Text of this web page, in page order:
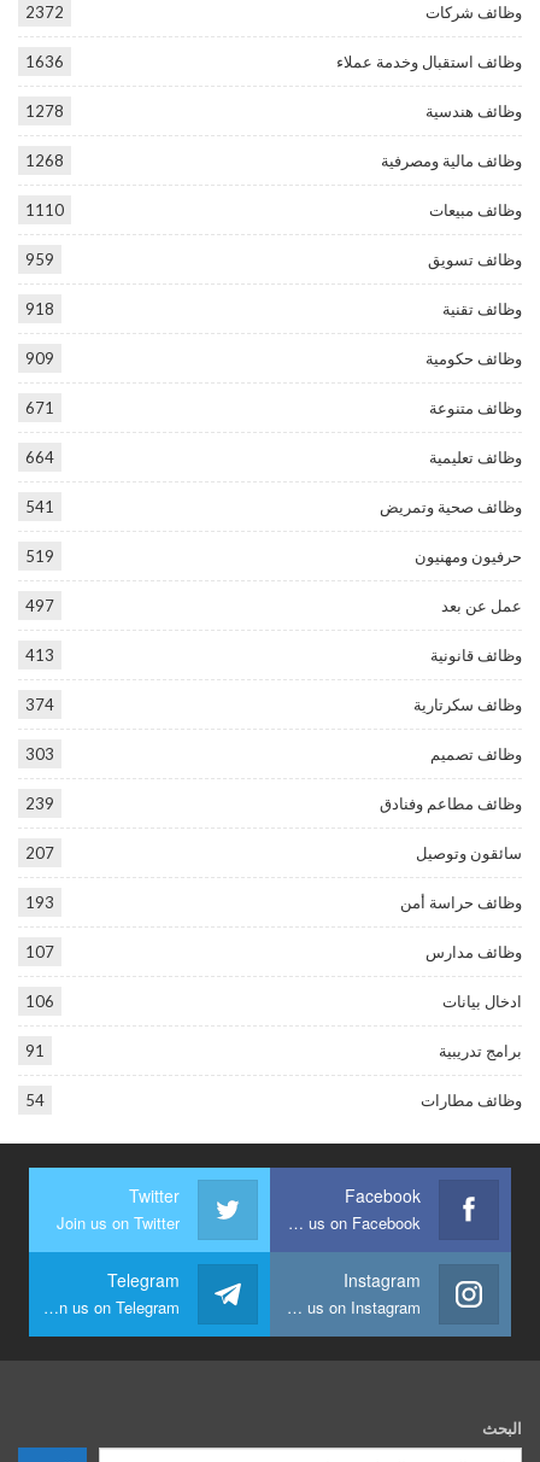
وظائف شركات 2372
وظائف استقبال وخدمة عملاء 1636
وظائف هندسية 1278
وظائف مالية ومصرفية 1268
وظائف مبيعات 1110
وظائف تسويق 959
وظائف تقنية 918
وظائف حكومية 909
وظائف متنوعة 671
وظائف تعليمية 664
وظائف صحية وتمريض 541
حرفيون ومهنيون 519
عمل عن بعد 497
وظائف قانونية 413
وظائف سكرتارية 374
وظائف تصميم 303
وظائف مطاعم وفنادق 239
سائقون وتوصيل 207
وظائف حراسة أمن 193
وظائف مدارس 107
ادخال بيانات 106
برامج تدريبية 91
وظائف مطارات 54
Facebook
Join us on Facebook
Twitter
Join us on Twitter
Instagram
Join us on Instagram
Telegram
Join us on Telegram
البحث